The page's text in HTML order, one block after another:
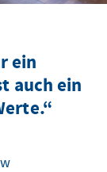
ein
auch ein